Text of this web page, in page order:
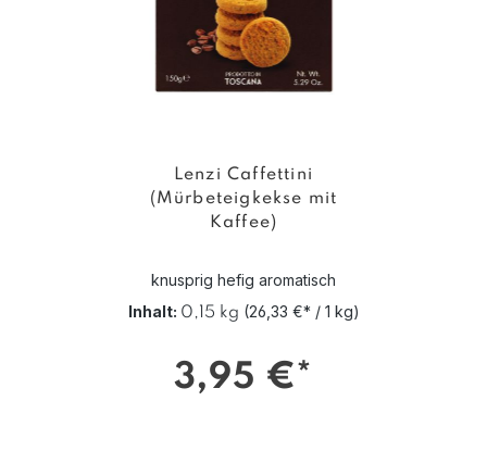
Lenzi Caffettini
(Mürbeteigkekse mit
Kaffee)
knusprig hefig aromatisch
Inhalt: 0,15 kg (26,33 €* / 1 kg)
3,95 €*